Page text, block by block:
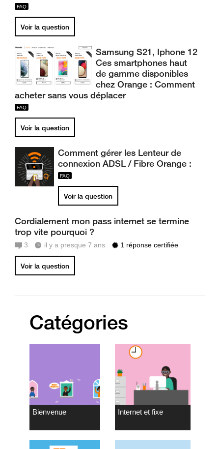
Voir la question
Samsung S21, Iphone 12
Ces smartphones haut
de gamme disponibles
chez Orange : Comment
acheter sans vous déplacer
Voir la question
Comment gérer les Lenteur de
connexion ADSL / Fibre Orange :
Voir la question
Cordialement mon pass internet se termine
trop vite pourquoi ?
3 il y a presque 7 ans 1 réponse certifiée
Voir la question
Catégories
Bienvenue Internet et fixe